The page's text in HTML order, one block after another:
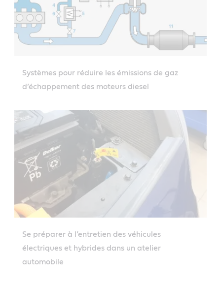
Systèmes pour réduire les émissions de gaz
d’échappement des moteurs diesel
Se préparer à l’entretien des véhicules
électriques et hybrides dans un atelier
automobile